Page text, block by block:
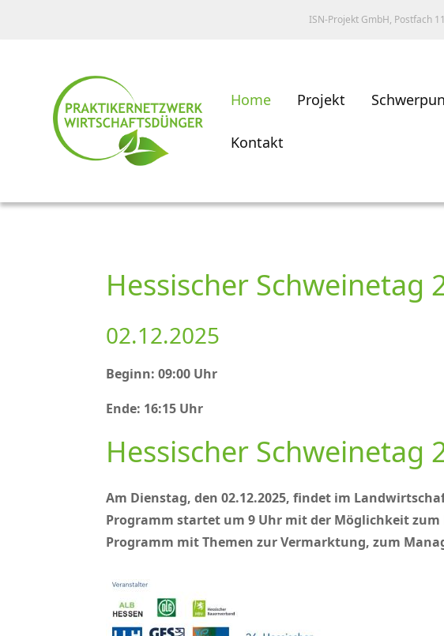
ISN-Projekt GmbH, Postfach
Home Projekt
Kontakt
Hessischer Schweinetag
02.12.2025
Beginn: 09:00 Uhr
Ende: 16:15 Uhr
Hessischer Schweinetag
Am Dienstag, den 02.12.2025, findet im
Programm startet um 9 Uhr mit der Möglichkeit
Programm mit Themen zur Vermarktung, zum